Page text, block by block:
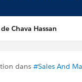
Chava Hassan
dans #Sales And